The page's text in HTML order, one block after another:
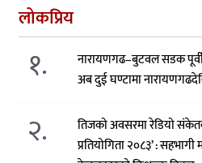
लोकप्रिय
१.
नारायणगढ–बुटवल सडक
अब दुई घण्टामा
२.
तिजको अवसरमा रेडियो
प्रतियोगिता २०८३’ :